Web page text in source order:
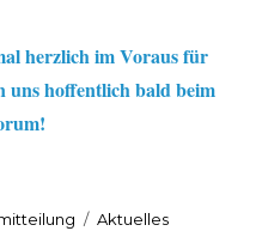
herzlich im Voraus für
uns hoffentlich bald beim
Kategorien
Aktuelles